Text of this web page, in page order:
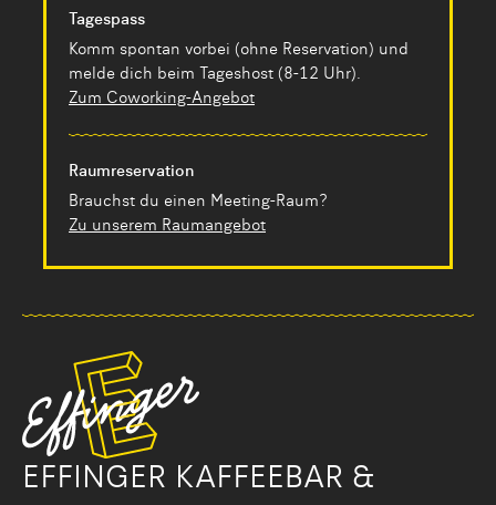
EFFINGER KAFFEEBAR &
Tagespass
Komm spontan vorbei (ohne Reservation) und
melde dich beim Tageshost (8-12 Uhr).
Zum Coworking-Angebot
Raumreservation
Brauchst du einen Meeting-Raum?
Zu unserem Raumangebot